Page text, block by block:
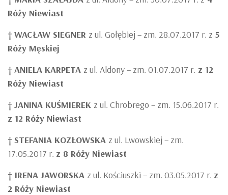
Róży Niewiast
† WACŁAW SIEGNER z ul. Gołębiej – zm. 28.07.2017 r. z 5
Róży Męskiej
† ANIELA KARPETA z ul. Aldony – zm. 01.07.2017 r. z 12
Róży Niewiast
† JANINA KUŚMIEREK z ul. Chrobrego – zm. 15.06.2017 r.
z 12 Róży Niewiast
† STEFANIA KOZŁOWSKA z ul. Lwowskiej – zm.
17.05.2017 r. z 8 Róży Niewiast
† IRENA JAWORSKA z ul. Kościuszki – zm. 03.05.2017 r. z
2 Róży Niewiast